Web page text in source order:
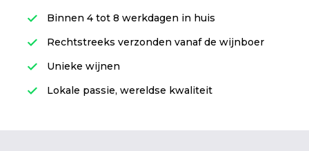
Binnen 4 tot 8 werkdagen in huis
Rechtstreeks verzonden vanaf de wijnboer
Unieke wijnen
Lokale passie, wereldse kwaliteit